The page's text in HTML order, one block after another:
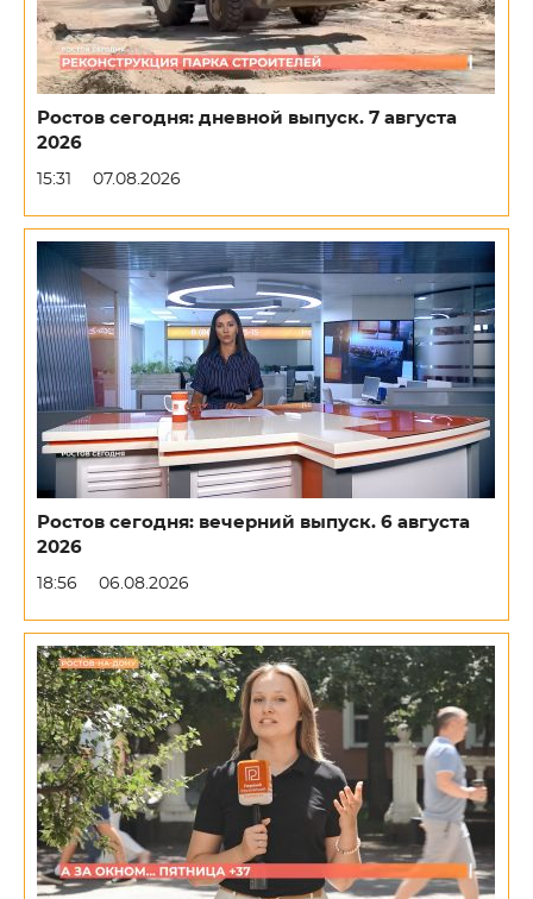
Ростов сегодня: дневной выпуск. 7 августа
2026
15:31 07.08.2026
Ростов сегодня: вечерний выпуск. 6 августа
2026
18:56 06.08.2026